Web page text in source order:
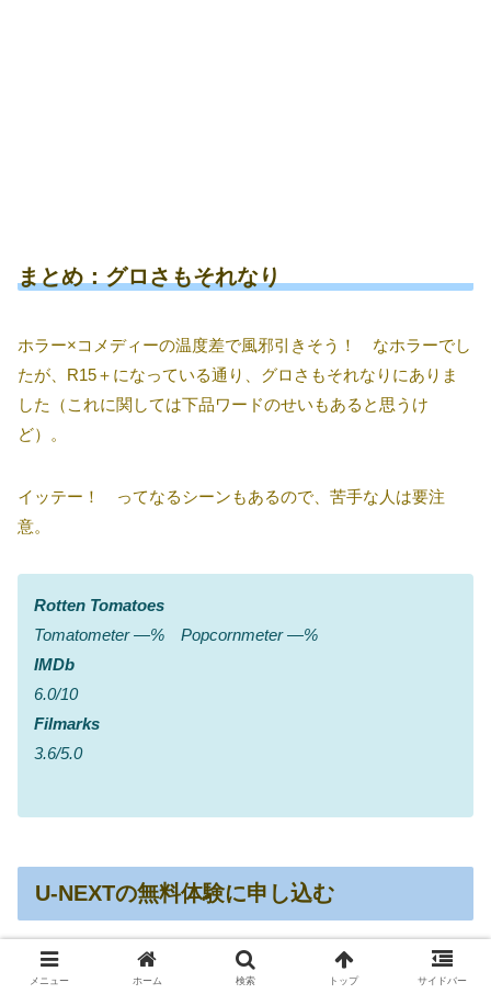
まとめ：グロさもそれなり
ホラー×コメディーの温度差で風邪引きそう！ なホラーでし
たが、R15＋になっている通り、グロさもそれなりにありま
した（これに関しては下品ワードのせいもあると思うけ
ど）。
イッテー！ ってなるシーンもあるので、苦手な人は要注
意。
Rotten Tomatoes
Tomatometer ―% Popcornmeter ―%
IMDb
6.0/10
Filmarks
3.6/5.0
U-NEXTの無料体験に申し込む
現在（2026年08月01日時点）、動画配信サービス「 U-NEXT
メニュー ホーム 検索 トップ サイドバー